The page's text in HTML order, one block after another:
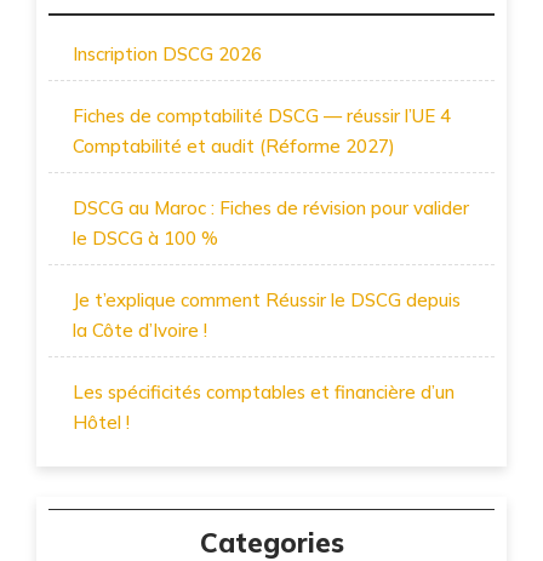
Inscription DSCG 2026
Fiches de comptabilité DSCG — réussir l’UE 4
Comptabilité et audit (Réforme 2027)
DSCG au Maroc : Fiches de révision pour valider
le DSCG à 100 %
Je t’explique comment Réussir le DSCG depuis
la Côte d’Ivoire !
Les spécificités comptables et financière d’un
Hôtel !
Categories